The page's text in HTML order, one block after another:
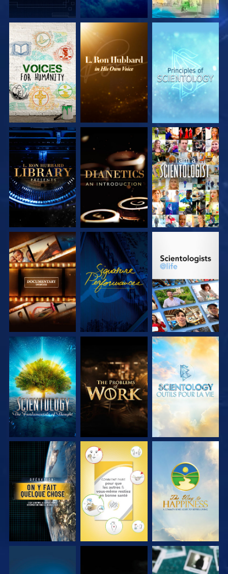
DÉCOUVRIR LES
SÉRIES
DÉCOUVRIR LES
SÉRIES
DÉCOUVRIR LES
SÉRIES
DÉCOUVRIR LES
SÉRIES
DÉCOUVRIR LES
SÉRIES
REGARDER
DÉCOUVRIR LES
SÉRIES
REGARDER
DÉCOUVRIR LES
DÉCOUVRIR LES
SÉRIES
DÉCOUVRIR LES
SÉRIES
DÉCOUVRIR LES
SÉRIES
REGARDER REGARDER REGARDER